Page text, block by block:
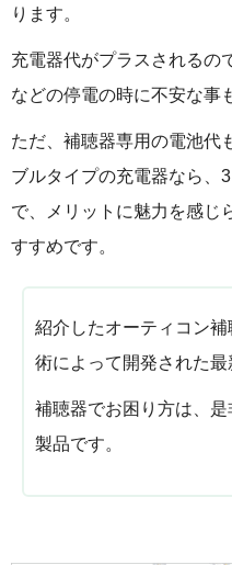
ります。
充電器代がプラスされるの
などの停電の時に不安な事
ただ、補聴器専用の電池代
ブルタイプの充電器なら、
で、メリットに魅力を感じ
すすめです。
紹介したオーティコン
術によって開発された最
補聴器でお困り方は、
製品です。